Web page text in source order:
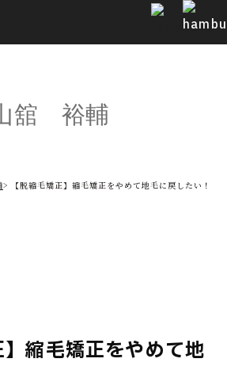
舘 裕輔
【脱縮毛矯正】縮毛矯正をやめて地毛に戻したい！
】縮毛矯正をやめて地